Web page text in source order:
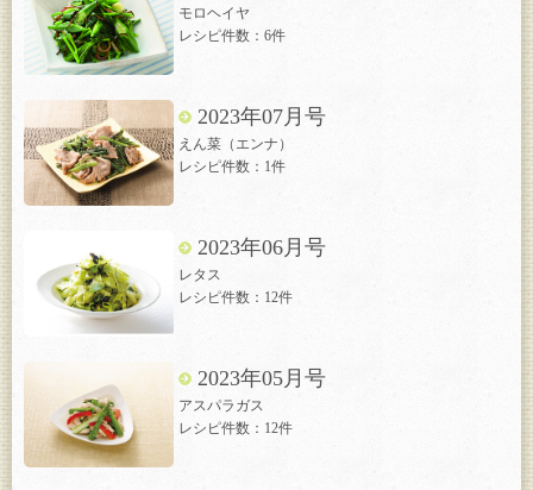
モロヘイヤ
レシピ件数：6件
2023年07月号
えん菜（エンナ）
レシピ件数：1件
2023年06月号
レタス
レシピ件数：12件
2023年05月号
アスパラガス
レシピ件数：12件